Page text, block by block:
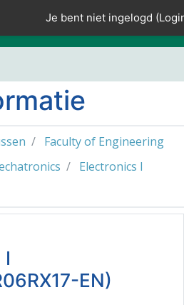
Je bent niet ingelogd (
Faculty of Engineering
Electronics I
EN)